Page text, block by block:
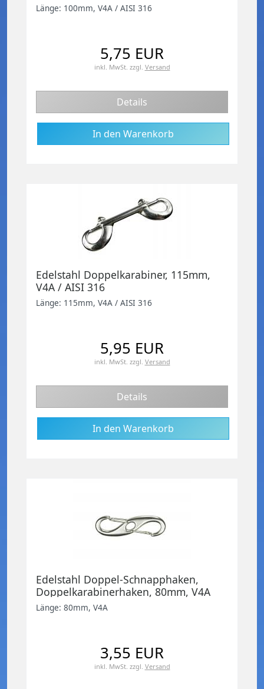
Länge: 100mm, V4A / AISI 316
5,75 EUR
inkl. MwSt. zzgl. Versand
Details
Edelstahl Doppelkarabiner, 115mm,
V4A / AISI 316
Länge: 115mm, V4A / AISI 316
5,95 EUR
inkl. MwSt. zzgl. Versand
Details
Edelstahl Doppel-Schnapphaken,
Doppelkarabinerhaken, 80mm, V4A
Länge: 80mm, V4A
3,55 EUR
inkl. MwSt. zzgl. Versand